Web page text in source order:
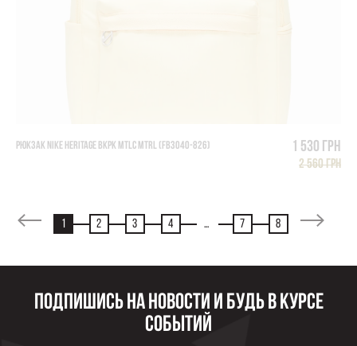
РЮКЗАК NIKE HERITAGE BKPK MTLC MTRL (FB3040-826) 1 530 грн
2 560 грн
1 2 3 4 ... 7 8
Подпишись на новости и будь в курсе
событий